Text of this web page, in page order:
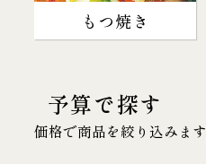
もつ焼き
予算で探す
価格で商品を絞り込みます